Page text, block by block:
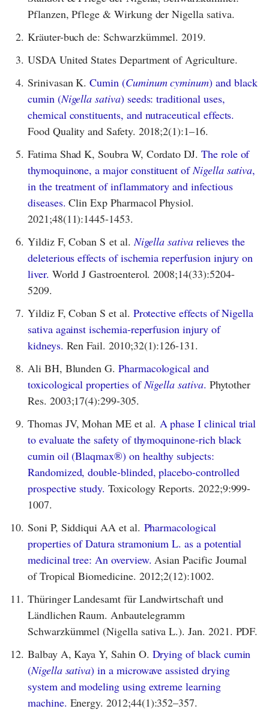
Pflanzen, Pflege & Wirkung der Nigella sativa.
2. Kräuter-buch de: Schwarzkümmel. 2019.
3. USDA United States Department of Agriculture.
4. Srinivasan K.Cumin (Cuminum cyminum) and black
cumin (Nigella sativa) seeds: traditional uses,
chemical constituents, and nutraceutical effects.
Food Quality and Safety. 2018;2(1):1–16.
5. Fatima Shad K, Soubra W, Cordato DJ.The role of
thymoquinone, a major constituent ofNigella sativa,
in the treatment of inflammatory and infectious
diseases. Clin Exp Pharmacol Physiol.
2021;48(11):1445-1453.
6. Yildiz F, Coban S et al.Nigella sativarelieves the
deleterious effects of ischemia reperfusion injury on
liver. World J Gastroenterol. 2008;14(33):5204-
5209.
7. Yildiz F, Coban S et al. Protective effects of Nigella
sativa against ischemia-reperfusion injury of
kidneys. Ren Fail. 2010;32(1):126-131.
8. Ali BH, Blunden G. Pharmacological and
toxicological properties ofNigella sativa. Phytother
Res. 2003;17(4):299-305.
9. Thomas JV, Mohan ME et al. A phase I clinical trial
to evaluate the safety of thymoquinone-rich black
cumin oil (Blaqmax®) on healthy subjects:
Randomized, double-blinded, placebo-controlled
prospective study. Toxicology Reports. 2022;9:999-
1007.
10. Soni P, Siddiqui AA et al. Pharmacological
properties of Datura stramonium L. as a potential
medicinal tree: An overview. Asian Pacific Journal
of Tropical Biomedicine. 2012;2(12):1002.
11. Thüringer Landesamt für Landwirtschaft und
Ländlichen Raum. Anbautelegramm
Schwarzkümmel (Nigella sativa L.). Jan. 2021. PDF.
12. Balbay A, Kaya Y, Sahin O. Drying of black cumin
(Nigella sativa) in a microwave assisted drying
system and modeling using extreme learning
machine. Energy. 2012;44(1):352–357.